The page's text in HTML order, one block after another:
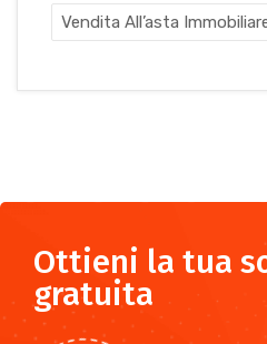
Vendita All’asta
Ottieni la tua
gratuita